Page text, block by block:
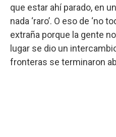
que estar ahí parado, en
nada ‘raro’. O eso de ‘no
extraña porque la gente
lugar se dio un
fronteras se terminaron